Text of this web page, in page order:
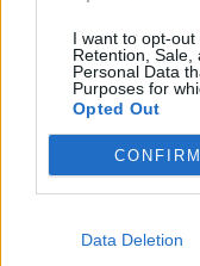
I want to opt-out
Retention, Sale,
Personal Data
Purposes for
Opted Out
CONFIRM
Data Deletion